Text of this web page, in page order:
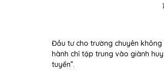
Đầu tư cho trường chuyên
hành chỉ tập trung vào giành
tuyển”.